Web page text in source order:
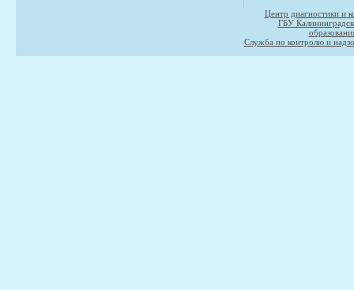
Центр диагностики и
ГБУ
Служба по контролю и